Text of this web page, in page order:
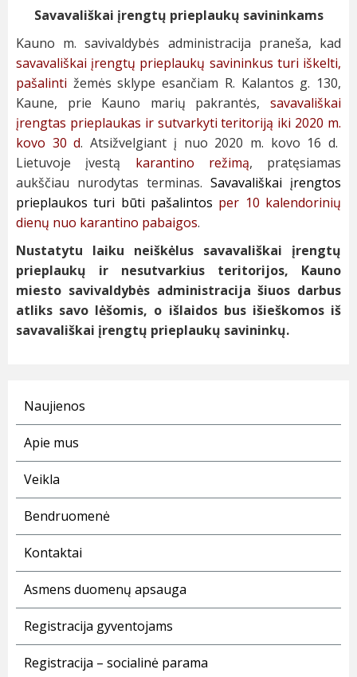
Savavališkai įrengtų prieplaukų savininkams
Kauno m. savivaldybės administracija praneša, kad
savavališkai įrengtų prieplaukų savininkus turi iškelti,
pašalinti žemės sklype esančiam R. Kalantos g. 130,
Kaune, prie Kauno marių pakrantės, savavališkai
įrengtas prieplaukas ir sutvarkyti teritoriją iki 2020 m.
kovo 30 d. Atsižvelgiant į nuo 2020 m. kovo 16 d.
Lietuvoje įvestą karantino režimą, pratęsiamas
aukščiau nurodytas terminas. Savavališkai įrengtos
prieplaukos turi būti pašalintos per 10 kalendorinių
dienų nuo karantino pabaigos.
Nustatytu laiku neiškėlus savavališkai įrengtų
prieplaukų ir nesutvarkius teritorijos, Kauno
miesto savivaldybės administracija šiuos darbus
atliks savo lėšomis, o išlaidos bus išieškomos iš
savavališkai įrengtų prieplaukų savininkų.
Naujienos
Apie mus
Veikla
Bendruomenė
Kontaktai
Asmens duomenų apsauga
Registracija gyventojams
Registracija – socialinė parama